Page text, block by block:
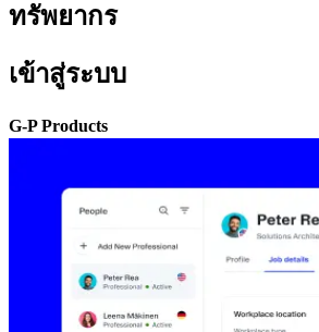
ทรัพยากร​​
เข้าสู่ระบบ​​
G-P Products​​